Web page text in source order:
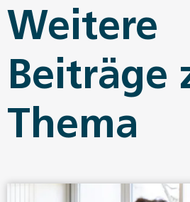
Weitere
Beiträge
Thema